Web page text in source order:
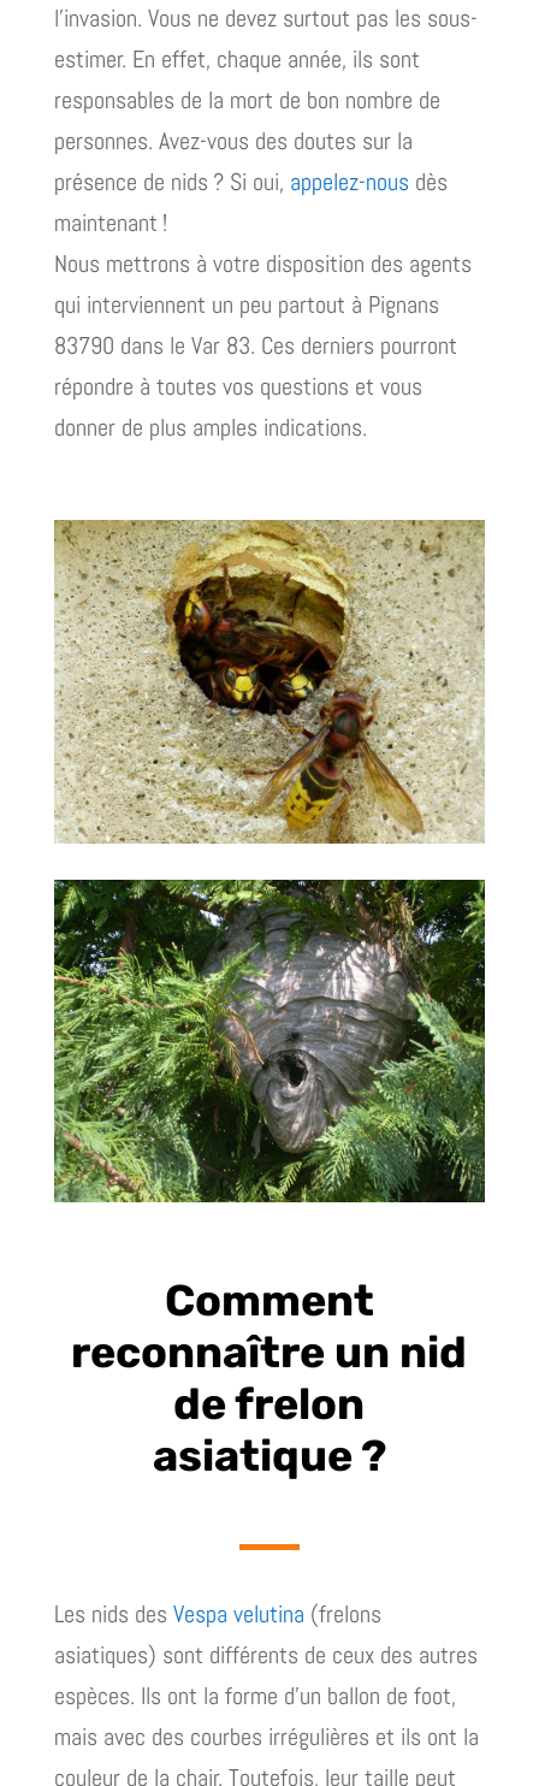
l’invasion. Vous ne devez surtout pas les sous-
estimer. En effet, chaque année, ils sont
responsables de la mort de bon nombre de
personnes. Avez-vous des doutes sur la
présence de nids ? Si oui, appelez-nous dès
maintenant !
Nous mettrons à votre disposition des agents
qui interviennent un peu partout à Pignans
83790 dans le Var 83. Ces derniers pourront
répondre à toutes vos questions et vous
donner de plus amples indications.
Comment
reconnaître un nid
de frelon
asiatique ?
Les nids des Vespa velutina (frelons
asiatiques) sont différents de ceux des autres
espèces. Ils ont la forme d’un ballon de foot,
mais avec des courbes irrégulières et ils ont la
couleur de la chair. Toutefois, leur taille peut